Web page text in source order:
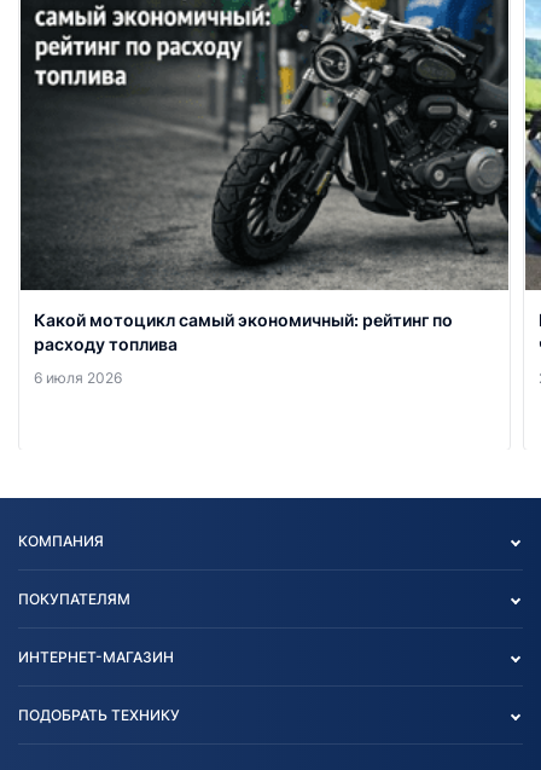
Какой мотоцикл самый экономичный: рейтинг по
расходу топлива
6 июля 2026
КОМПАНИЯ
Блог
ПОКУПАТЕЛЯМ
Согласие на обработку
ИНТЕРНЕТ-МАГАЗИН
Агротехника
ПОДОБРАТЬ ТЕХНИКУ